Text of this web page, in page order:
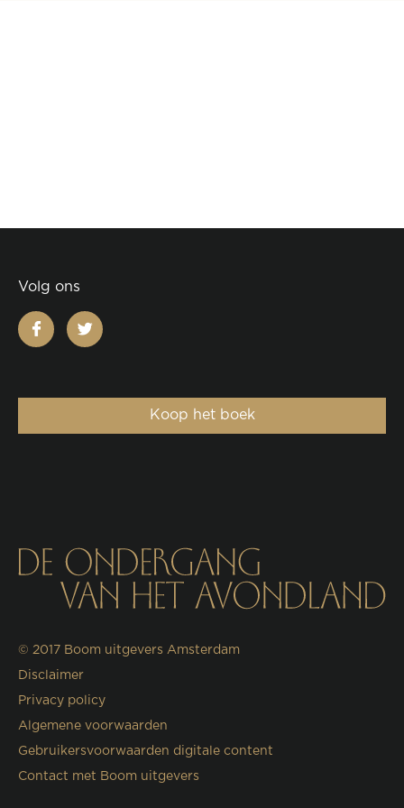
Volg ons
facebooktwitter
Koop het boek
© 2017 Boom uitgevers Amsterdam
Disclaimer
Privacy policy
Algemene voorwaarden
Gebruikersvoorwaarden digitale content
Contact met Boom uitgevers